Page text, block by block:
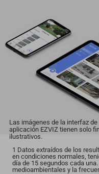
Las imágenes de la interfaz de
aplicación EZVIZ tienen solo
ilustrativos.
1 Datos extraídos de los
en condiciones normales,
día de 15 segundos cada
medioambientales y la